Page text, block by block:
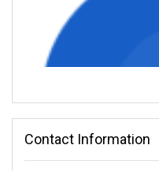
Contact Information